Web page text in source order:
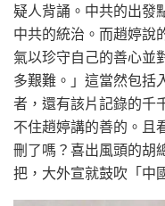
疑人背誦。中共的出發
中共的統治。而趙婷說
氣以珍守自己的善心並
多艱難。」這當然包括
者，還有該片記錄的千
不住趙婷講的善的。且
刪了嗎？喜出風頭的胡
把，大外宣就鼓吹「中